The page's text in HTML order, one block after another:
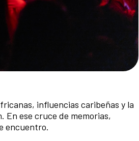
influencias caribeñas y la
En ese cruce de memorias,
encuentro.